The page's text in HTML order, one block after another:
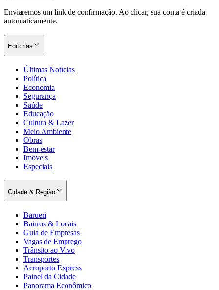
Enviaremos um link de confirmação. Ao clicar, sua conta é criada
automaticamente.
Editorias
Últimas Notícias
Política
Economia
Segurança
Saúde
Educação
Cultura & Lazer
Meio Ambiente
Obras
Bem-estar
Imóveis
Especiais
Cidade & Região
Barueri
Bairros & Locais
Guia de Empresas
Vagas de Emprego
Trânsito ao Vivo
Transportes
Aeroporto Express
Painel da Cidade
Panorama Econômico